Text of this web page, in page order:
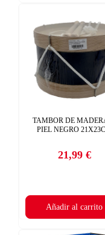
TAMBOR DE
PIEL NEGRO
Precio
21,99 €
Añadir al carrito